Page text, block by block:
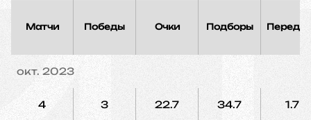
Матчи Победы Очки Подборы
окт. 2023
4 3 22.7 34.7 1.7